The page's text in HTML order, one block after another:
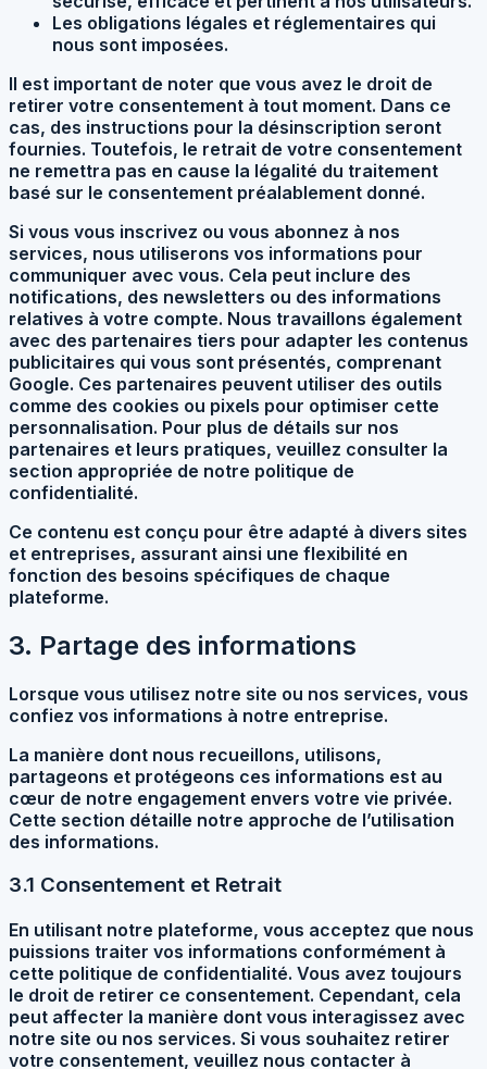
Les obligations légales et réglementaires qui
nous sont imposées.
Il est important de noter que vous avez le droit de
retirer votre consentement à tout moment. Dans ce
cas, des instructions pour la désinscription seront
fournies. Toutefois, le retrait de votre consentement
ne remettra pas en cause la légalité du traitement
basé sur le consentement préalablement donné.
Si vous vous inscrivez ou vous abonnez à nos
services, nous utiliserons vos informations pour
communiquer avec vous. Cela peut inclure des
notifications, des newsletters ou des informations
relatives à votre compte. Nous travaillons également
avec des partenaires tiers pour adapter les contenus
publicitaires qui vous sont présentés, comprenant
Google. Ces partenaires peuvent utiliser des outils
comme des cookies ou pixels pour optimiser cette
personnalisation. Pour plus de détails sur nos
partenaires et leurs pratiques, veuillez consulter la
section appropriée de notre politique de
confidentialité.
Ce contenu est conçu pour être adapté à divers sites
et entreprises, assurant ainsi une flexibilité en
fonction des besoins spécifiques de chaque
plateforme.
3. Partage des informations
Lorsque vous utilisez notre site ou nos services, vous
confiez vos informations à notre entreprise.
La manière dont nous recueillons, utilisons,
partageons et protégeons ces informations est au
cœur de notre engagement envers votre vie privée.
Cette section détaille notre approche de l’utilisation
des informations.
3.1 Consentement et Retrait
En utilisant notre plateforme, vous acceptez que nous
puissions traiter vos informations conformément à
cette politique de confidentialité. Vous avez toujours
le droit de retirer ce consentement. Cependant, cela
peut affecter la manière dont vous interagissez avec
notre site ou nos services. Si vous souhaitez retirer
votre consentement, veuillez nous contacter à